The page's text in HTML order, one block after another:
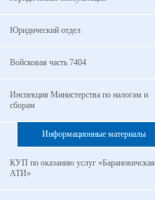
Юридический отдел
Войсковая часть 7404
Инспекция Министерства по налогам и
сборам
Информационные материалы
КУП по оказанию услуг «Барановичская
АТИ»